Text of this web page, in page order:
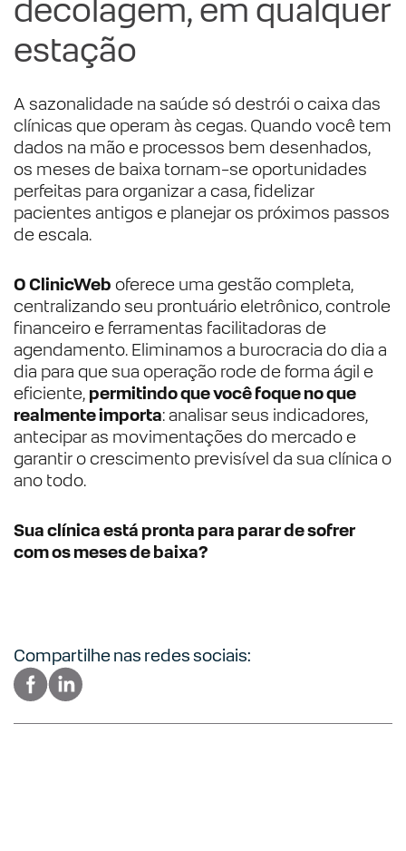
decolagem, em qualquer
estação
A sazonalidade na saúde só destrói o caixa das
clínicas que operam às cegas. Quando você tem
dados na mão e processos bem desenhados,
os meses de baixa tornam-se oportunidades
perfeitas para organizar a casa, fidelizar
pacientes antigos e planejar os próximos passos
de escala.
O ClinicWeb oferece uma gestão completa,
centralizando seu prontuário eletrônico, controle
financeiro e ferramentas facilitadoras de
agendamento. Eliminamos a burocracia do dia a
dia para que sua operação rode de forma ágil e
eficiente, permitindo que você foque no que
realmente importa: analisar seus indicadores,
antecipar as movimentações do mercado e
garantir o crescimento previsível da sua clínica o
ano todo.
Sua clínica está pronta para parar de sofrer
com os meses de baixa?
Compartilhe nas redes sociais: